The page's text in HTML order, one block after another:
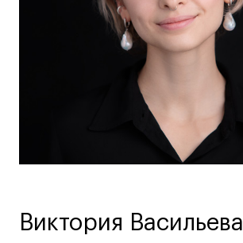
Дополнительное образование
Коммуникационный и цифровой
Современное искусство
Сценография
Промышленный и предметный
Дизайн и декорирование
Виктория Васильева